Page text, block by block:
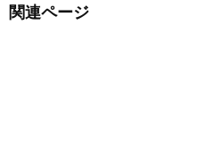
関連ページ